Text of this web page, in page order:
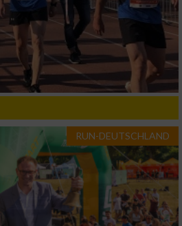
RUN-DEUTSCHLAND